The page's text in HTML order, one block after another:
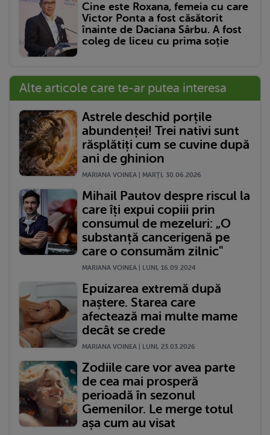
Cine este Roxana, femeia cu care
Victor Ponta a fost căsătorit
înainte de Daciana Sârbu. A fost
coleg de liceu cu prima soție
Alte articole care te-ar putea interesa
Astrele deschid porțile
abundenței! Trei nativi sunt
răsplătiți cum se cuvine după
ani de ghinion
MARIANA VOINEA | MARŢI, 30.06.2026
Mihail Pautov despre riscul la
care îți expui copiii prin
consumul de mezeluri: „O
substanță cancerigenă pe
care o consumăm zilnic"
MARIANA VOINEA | LUNI, 16.09.2024
Epuizarea extremă după
naștere. Starea care
afectează mai multe mame
decât se crede
MARIANA VOINEA | LUNI, 23.03.2026
Zodiile care vor avea parte
de cea mai prosperă
perioadă în sezonul
Gemenilor. Le merge totul
așa cum au visat